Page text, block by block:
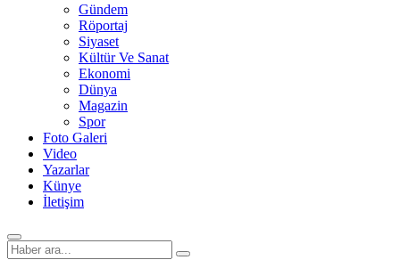
Gündem
Röportaj
Siyaset
Kültür Ve Sanat
Ekonomi
Dünya
Magazin
Spor
Foto Galeri
Video
Yazarlar
Künye
İletişim